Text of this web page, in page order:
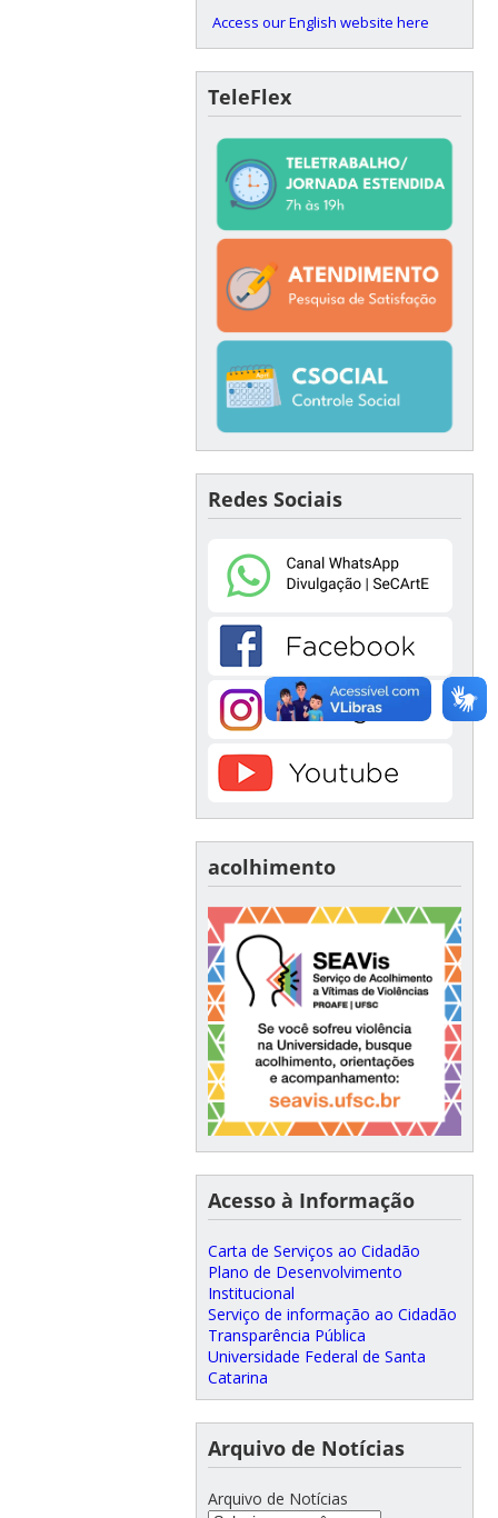
Access our English website here
TeleFlex
Redes Sociais
acolhimento
Acesso à Informação
Carta de Serviços ao Cidadão
Plano de Desenvolvimento
Institucional
Serviço de informação ao Cidadão
Transparência Pública
Universidade Federal de Santa
Catarina
Arquivo de Notícias
Arquivo de Notícias